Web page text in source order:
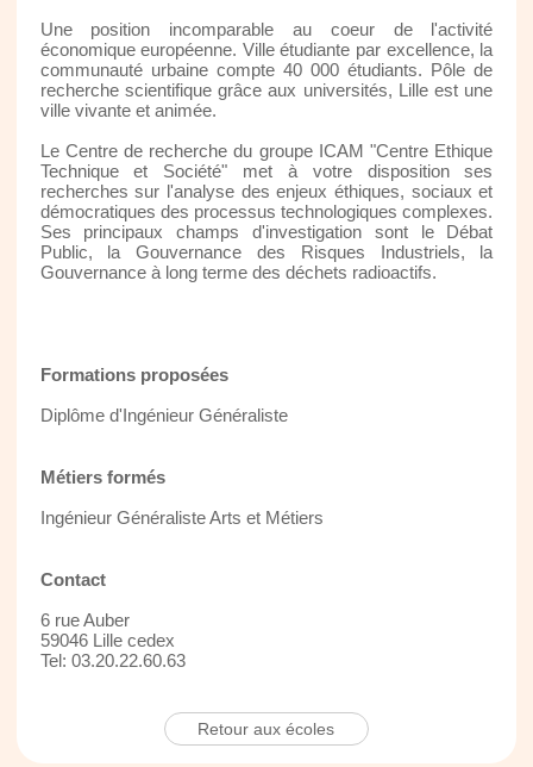
Une position incomparable au coeur de l'activité
économique européenne. Ville étudiante par excellence, la
communauté urbaine compte 40 000 étudiants. Pôle de
recherche scientifique grâce aux universités, Lille est une
ville vivante et animée.
Le Centre de recherche du groupe ICAM "Centre Ethique
Technique et Société" met à votre disposition ses
recherches sur l'analyse des enjeux éthiques, sociaux et
démocratiques des processus technologiques complexes.
Ses principaux champs d'investigation sont le Débat
Public, la Gouvernance des Risques Industriels, la
Gouvernance à long terme des déchets radioactifs.
Formations proposées
Diplôme d'Ingénieur Généraliste
Métiers formés
Ingénieur Généraliste Arts et Métiers
Contact
6 rue Auber
59046 Lille cedex
Tel: 03.20.22.60.63
Retour aux écoles